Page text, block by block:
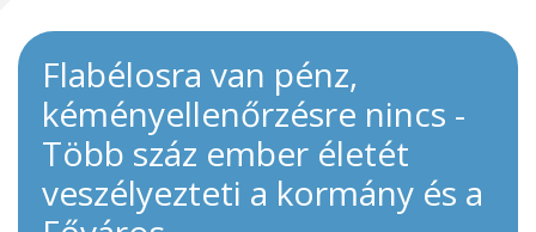
Flabélosra van pénz,
kéményellenőrzésre nincs -
Több száz ember életét
veszélyezteti a kormány és a